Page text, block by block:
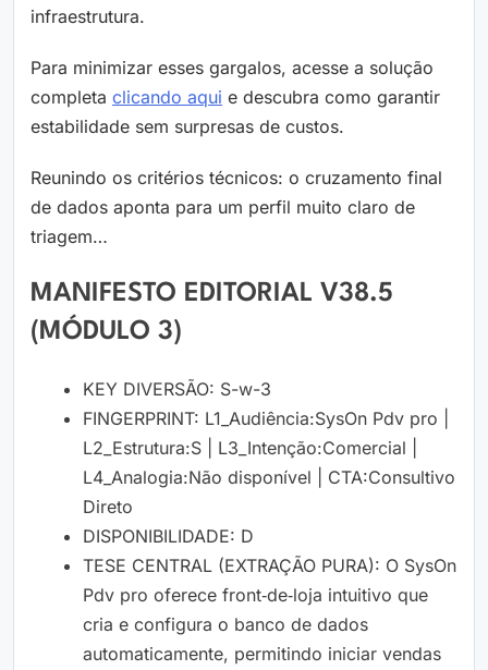
infraestrutura.
Para minimizar esses gargalos, acesse a solução
completa clicando aqui e descubra como garantir
estabilidade sem surpresas de custos.
Reunindo os critérios técnicos: o cruzamento final
de dados aponta para um perfil muito claro de
triagem…
MANIFESTO EDITORIAL V38.5
(MÓDULO 3)
KEY DIVERSÃO: S-w-3
FINGERPRINT: L1_Audiência:SysOn Pdv pro |
L2_Estrutura:S | L3_Intenção:Comercial |
L4_Analogia:Não disponível | CTA:Consultivo
Direto
DISPONIBILIDADE: D
TESE CENTRAL (EXTRAÇÃO PURA): O SysOn
Pdv pro oferece front‑de‑loja intuitivo que
cria e configura o banco de dados
automaticamente, permitindo iniciar vendas